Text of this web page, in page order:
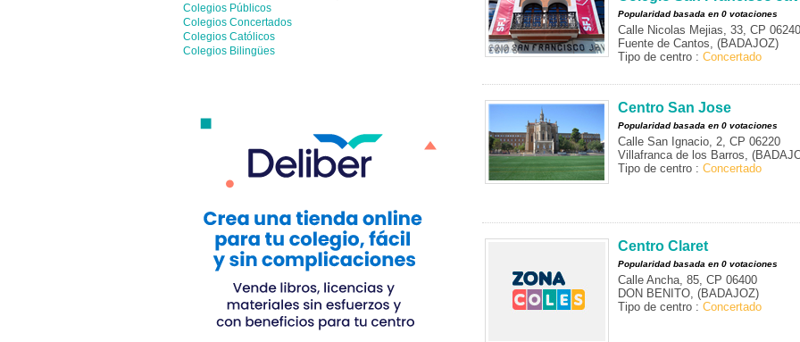
Colegios Públicos
Colegios Concertados
Colegios Católicos
Colegios Bilingües
Popularidad basada en 0 votaciones
Calle Nicolas Mejias, 33, CP 06240
Fuente de Cantos, (BADAJOZ)
Tipo de centro : Concertado
Centro San Jose
Popularidad basada en 0 votaciones
Calle San Ignacio, 2, CP 06220
Villafranca de los Barros,
Tipo de centro : Concertado
Centro Claret
Popularidad basada en 0 votaciones
Calle Ancha, 85, CP 06400
DON BENITO, (BADAJOZ)
Tipo de centro : Concertado